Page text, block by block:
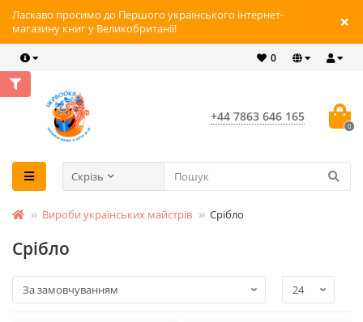
Ласкаво просимо до Першого українського інтернет-
магазину книг у Великобританії!
0
+44 7863 646 165
0
Скрізь
Вироби українських майстрів Срібло
Срібло